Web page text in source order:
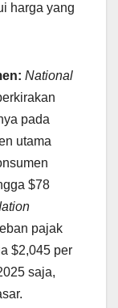
harga yang
National
pada
utama
$78
pajak
$2,045 per
saja,